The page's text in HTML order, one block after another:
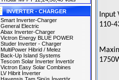
INVERTER - CHARGER
Smart Inverter-Charger
General Electric
Abax Inverter-Charger
Victron Energy BLUE POWER
Studer Inverter - Charger
MultiPower Hibrid / Melez
Back-Up Island Systems
Tescom Solar İnverter İnvertör
Victron Easy Solar Combines
LV Hibrit İnverter
Input
110-